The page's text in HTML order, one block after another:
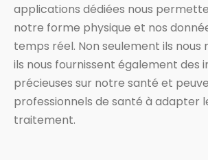
applications dédiées nous
notre forme physique et nos
temps réel. Non seulement ils nous
ils nous fournissent également des
précieuses sur notre santé et
professionnels de santé à adapter
traitement.